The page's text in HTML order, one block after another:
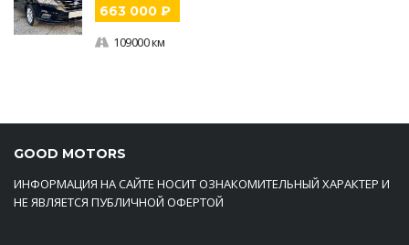
663 000 ₽
109000 км
GOOD MOTORS
ИНФОРМАЦИЯ НА САЙТЕ НОСИТ ОЗНАКОМИТЕЛЬНЫЙ ХАРАКТЕР И
НЕ ЯВЛЯЕТСЯ ПУБЛИЧНОЙ ОФЕРТОЙ